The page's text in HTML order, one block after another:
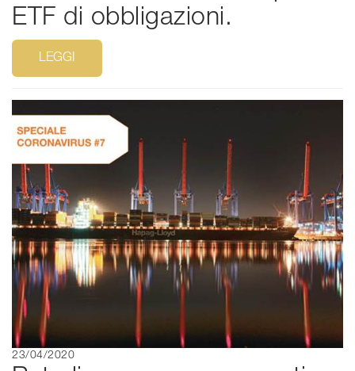
ETF di obbligazioni.
LEGGI
23/04/2020